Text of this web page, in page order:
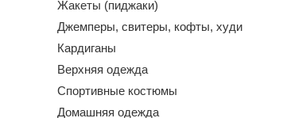
Жакеты (пиджаки)
Джемперы, свитеры, кофты, худи
Кардиганы
Верхняя одежда
Спортивные костюмы
Домашняя одежда